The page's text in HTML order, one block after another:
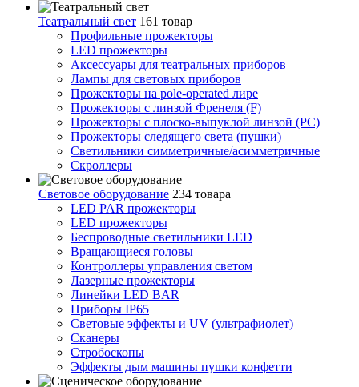
Театральный свет 161 товар
Профильные прожекторы
LED прожекторы
Аксессуары для театральных приборов
Лампы для световых приборов
Прожекторы на pole-operated лире
Прожекторы с линзой Френеля (F)
Прожекторы с плоско-выпуклой линзой (PC)
Прожекторы следящего света (пушки)
Светильники симметричные/асимметричные
Скроллеры
Световое оборудование 234 товара
LED PAR прожекторы
LED прожекторы
Беспроводные светильники LED
Вращающиеся головы
Контроллеры управления светом
Лазерные прожекторы
Линейки LED BAR
Приборы IP65
Световые эффекты и UV (ультрафиолет)
Сканеры
Стробоскопы
Эффекты дым машины пушки конфетти